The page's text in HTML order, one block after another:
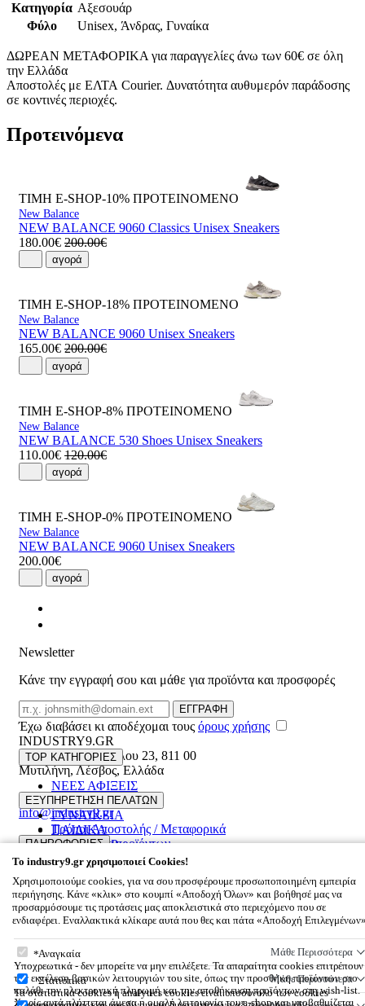
Κατηγορία Αξεσουάρ
Φύλο
Unisex, Άνδρας, Γυναίκα
ΔΩΡΕΑΝ ΜΕΤΑΦΟΡΙΚΑ για παραγγελίες άνω των 60€ σε όλη
την Ελλάδα
Αποστολές με ΕΛΤΑ Courier. Δυνατότητα αυθυμερόν παράδοσης
σε κοντινές περιοχές.
Προτεινόμενα
ΤΙΜΗ E-SHOP-10% ΠΡΟΤΕΙΝΟΜΕΝΟ
New Balance
NEW BALANCE 9060 Classics Unisex Sneakers
180.00€ 200.00€
αγορά
ΤΙΜΗ E-SHOP-18% ΠΡΟΤΕΙΝΟΜΕΝΟ
New Balance
NEW BALANCE 9060 Unisex Sneakers
165.00€ 200.00€
αγορά
ΤΙΜΗ E-SHOP-8% ΠΡΟΤΕΙΝΟΜΕΝΟ
New Balance
NEW BALANCE 530 Shoes Unisex Sneakers
110.00€ 120.00€
αγορά
ΤΙΜΗ E-SHOP-0% ΠΡΟΤΕΙΝΟΜΕΝΟ
New Balance
NEW BALANCE 9060 Unisex Sneakers
200.00€
αγορά
Newsletter
Κάνε την εγγραφή σου και μάθε για προϊόντα και προσφορές
Email
ΕΓΓΡΑΦΗ
Έχω διαβάσει κι αποδέχομαι τους όρους χρήσης
INDUSTRY9.GR
Ελευθέριου Βενιζέλου 23, 811 00
Μυτιλήνη,Λέσβος,Ελλάδα
22510 55629
info@industry9.gr
TOP ΚΑΤΗΓΟΡΙΕΣ
ΝΕΕΣ ΑΦΙΞΕΙΣ
ΑΝΔΡΙΚΑ
ΓΥΝΑΙΚΕΙΑ
ΠΑΙΔΙΚΑ
ΑΞΕΣΟΥΑΡ
OFFERS UP TO 60%
ΕΞΥΠΗΡΕΤΗΣΗ ΠΕΛΑΤΩΝ
Τρόποι Αποστολής / Μεταφορικά
Επιστροφές προϊόντων
Συχνές ερωτήσεις
ΠΛΗΡΟΦΟΡΙΕΣ
Εταιρικό προφίλ
Επικοινωνία
Όροι χρήσης
© 2026INDUSTRY9.GRAll rights reserved
Designed & developed byNETMECHANICS
× Το Καλάθι Σου
0
Βάλε κάτι στο καλάθι σου
To industry9.gr χρησιμοποιεί Cookies!
Χρησιμοποιούμε cookies, για να σου προσφέρουμε προσωποποιημένη εμπειρία
περιήγησης. Κάνε «κλικ» στο κουμπί «Αποδοχή Όλων» και βοήθησέ μας να
προσαρμόσουμε τις προτάσεις μας αποκλειστικά στο περιεχόμενο που σε
ενδιαφέρει. Εναλλακτικά κλίκαρε αυτά που θες και πάτα «Αποδοχή
To
Αναγκαία Μάθε Περισσότερα
Υποχρεωτικά - δεν μπορείτε να μην επιλέξετε. Τα απαραίτητα cookies επιτρέπουν
την εκτέλεση βασικών λειτουργιών του site, όπως την προσθήκη προϊόντων στο
καλάθι την ηλεκτρονική πληρωμή και την αποθήκευση προϊόντων στη wish-list.
Χωρίς αυτά πλήττεται άμεσα η ομαλή λειτουργία του e-shop και υποβαθμίζεται
Στατιστικά Μάθε Περισσότερα
Τα στατιστικά cookies ή analytics cookies είναι υποσύνολο των cookies